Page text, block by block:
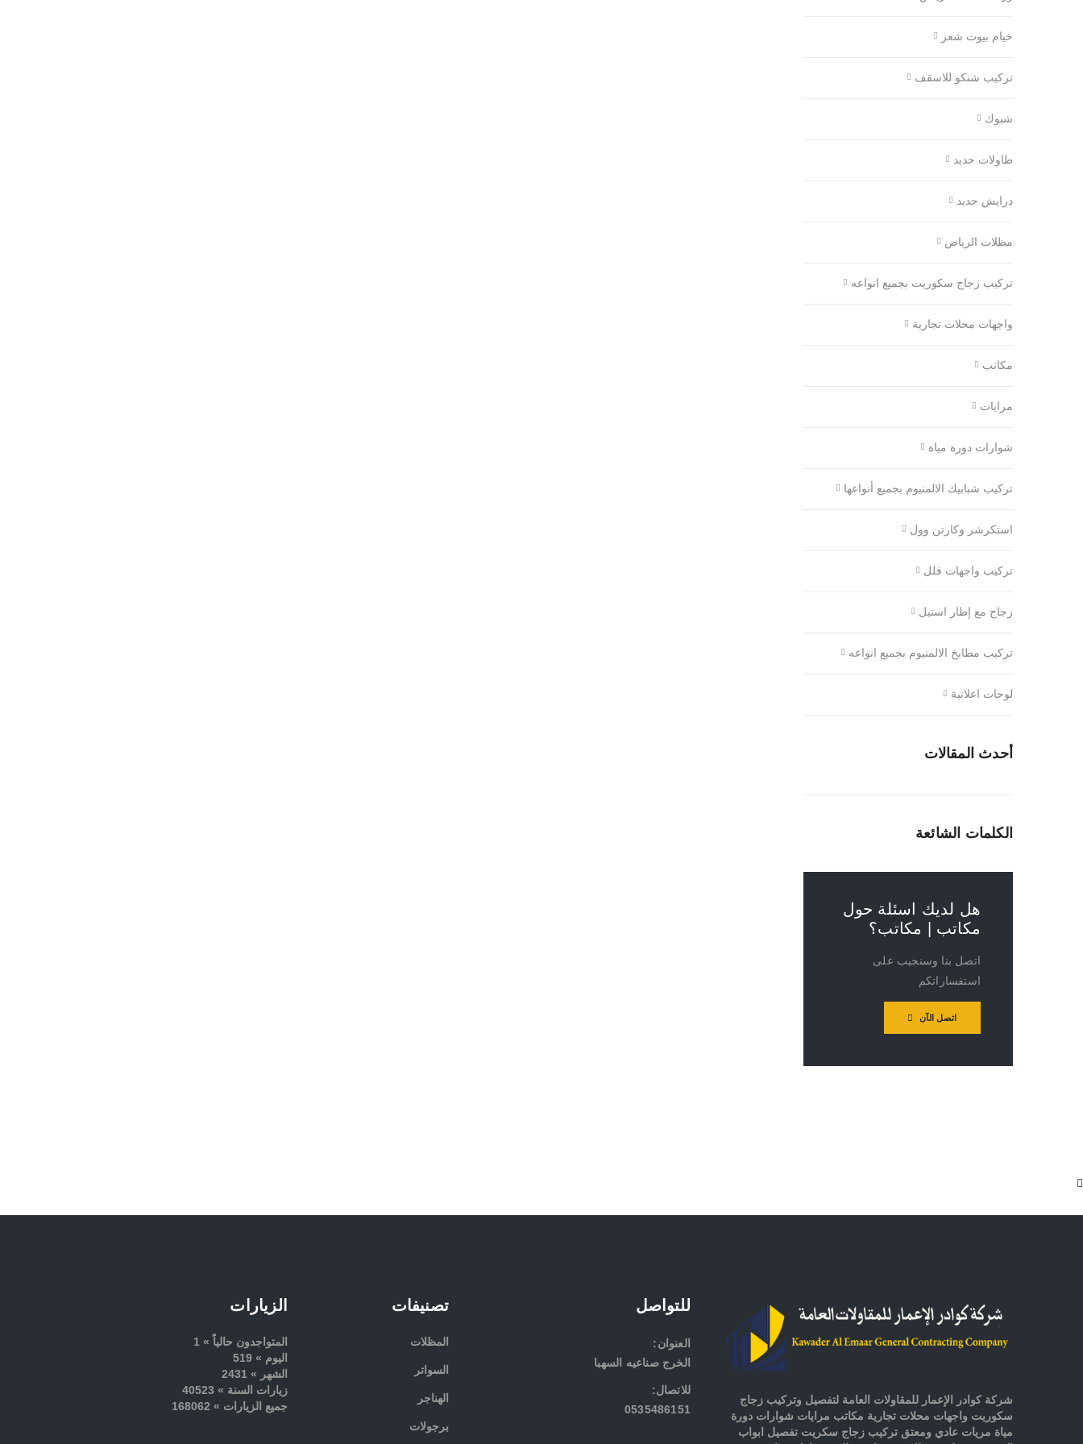
خيام بيوت شعر
تركيب شنكو للاسقف
شبوك
طاولات حديد
درايش حديد
مظلات الرياض
تركيب زجاج سكوريت بجميع انواعه
واجهات محلات تجارية
مكاتب
مرايات
شوارات دورة مياة
تركيب شبابيك الالمنيوم بجميع أنواعها
استكرشر وكارتن وول
تركيب واجهات فلل
زجاج مع إطار استيل
تركيب مطابخ الالمنيوم بجميع انواعه
لوحات اعلانية
أحدث المقالات
الكلمات الشائعة
هل لديك اسئلة حول
مكاتب | مكاتب؟
اتصل بنا وسنجيب على
استفساراتكم
اتصل الآن
شركة كوادر الإعمار للمقاولات العامة لتفصيل وتركيب زجاج
سكوريت واجهات محلات تجارية مكاتب مرايات شوارات دورة
مياة مريات عادي ومعتق تركيب زجاج سكريت تفصيل ابواب
للتواصل
:العنوان
الخرج صناعيه السهبا
:للاتصال
0535486151
تصنيفات
المظلات
السواتر
الهناجر
برجولات
الزيارات
المتواجدون حالياً » 1
اليوم » 519
الشهر » 2431
زيارات السنة » 40523
جميع الزيارات » 168062